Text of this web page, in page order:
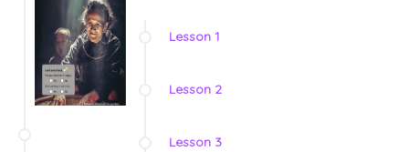
Lesson 1
Lesson 2
Lesson 3